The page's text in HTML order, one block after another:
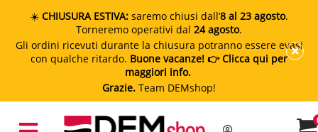
☀️ CHIUSURA ESTIVA: saremo chiusi dall’8 al 23 agosto.
Torneremo operativi dal 24 agosto.
Gli ordini ricevuti durante la chiusura potranno essere evasi
con qualche ritardo. Buone vacanze! 👉 Clicca qui per
maggiori info.
Grazie. Team DEMshop!